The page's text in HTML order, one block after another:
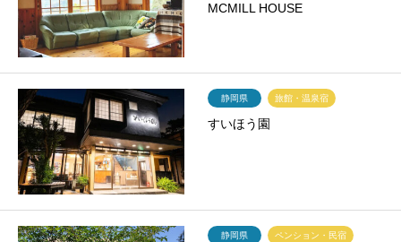
MCMILL HOUSE
静岡県 旅館・温泉宿
すいほう園
静岡県 ペンション・民宿